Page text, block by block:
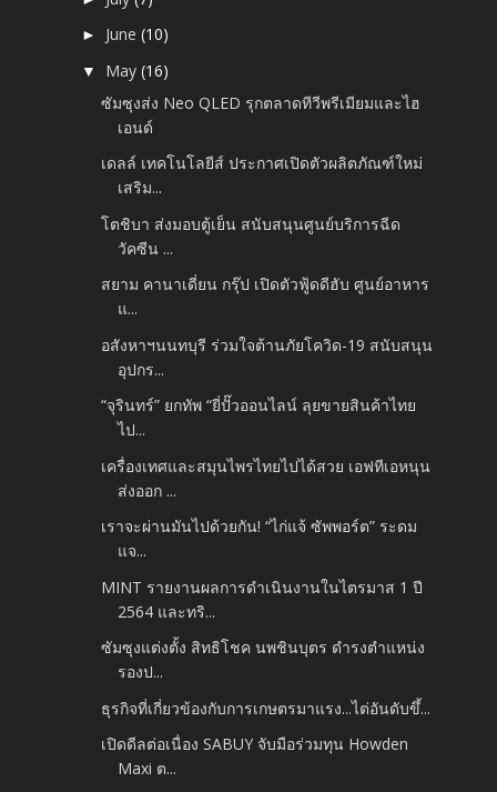
► June(10)
▼ May(16)
ซัมซุงส่ง Neo QLED รุกตลาดทีวีพรีเมียมและไฮ
เอนด์
เดลล์ เทคโนโลยีส์ ประกาศเปิดตัวผลิตภัณฑ์ใหม่
เสริม...
โตชิบา ส่งมอบตู้เย็น สนับสนุนศูนย์บริการฉีด
วัคซีน ...
สยาม คานาเดี่ยน กรุ๊ป เปิดตัวฟู้ดดีฮับ ศูนย์อาหาร
แ...
อสังหาฯนนทบุรี ร่วมใจต้านภัยโควิด-19 สนับสนุน
อุปกร...
“จุรินทร์” ยกทัพ “ยี่ปั๊วออนไลน์ ลุยขายสินค้าไทย
ไป...
เครื่องเทศและสมุนไพรไทยไปได้สวย เอฟทีเอหนุน
ส่งออก ...
เราจะผ่านมันไปด้วยกัน! “ไก่แจ้ ซัพพอร์ต” ระดม
แจ...
MINT รายงานผลการดำเนินงานในไตรมาส 1 ปี
2564 และทริ...
ซัมซุงแต่งตั้ง สิทธิโชค นพชินบุตร ดำรงตำแหน่ง
รองป...
ธุรกิจที่เกี่ยวข้องกับการเกษตรมาแรง...ไต่อันดับขึ้...
เปิดดีลต่อเนื่อง SABUY จับมือร่วมทุน Howden
Maxi ต...